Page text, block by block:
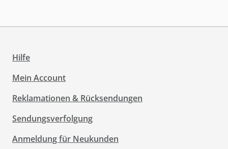
Hilfe
Mein Account
Reklamationen & Rücksendungen
Sendungsverfolgung
Anmeldung für Neukunden